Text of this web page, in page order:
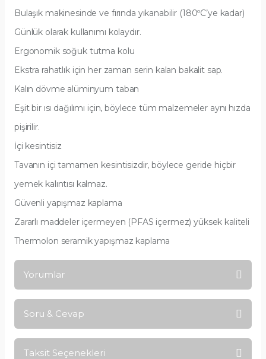
Bulaşık makinesinde ve fırında yıkanabilir (180ºC’ye kadar)
Günlük olarak kullanımı kolaydır.
Ergonomik soğuk tutma kolu
Ekstra rahatlık için her zaman serin kalan bakalit sap.
Kalın dövme alüminyum taban
Eşit bir ısı dağılımı için, böylece tüm malzemeler aynı hızda
pişirilir.
İçi kesintisiz
Tavanın içi tamamen kesintisizdir, böylece geride hiçbir
yemek kalıntısı kalmaz.
Güvenli yapışmaz kaplama
Zararlı maddeler içermeyen (PFAS içermez) yüksek kaliteli
Thermolon seramik yapışmaz kaplama
Yorumlar
Soru & Cevap
Taksit Seçenekleri